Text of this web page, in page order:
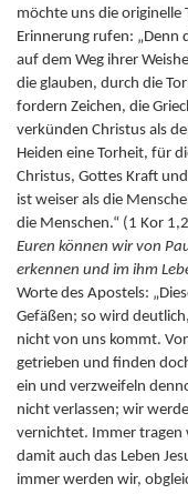
möchte uns die originelle
Erinnerung rufen: „Denn
auf dem Weg ihrer
die glauben, durch die
fordern Zeichen, die
verkünden Christus als
Heiden eine Torheit, für
Christus, Gottes Kraft
ist weiser als die
die Menschen.“ (1 Kor
Euren können wir von
erkennen und im ihm
Worte des Apostels:
Gefäßen; so wird
nicht von uns kommt.
getrieben und finden
ein und verzweifeln
nicht verlassen; wir
vernichtet. Immer tragen
damit auch das Leben
immer werden wir,